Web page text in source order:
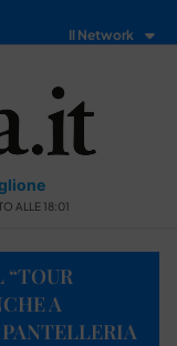
Il Network
ALLE 18:01
“TOUR
A